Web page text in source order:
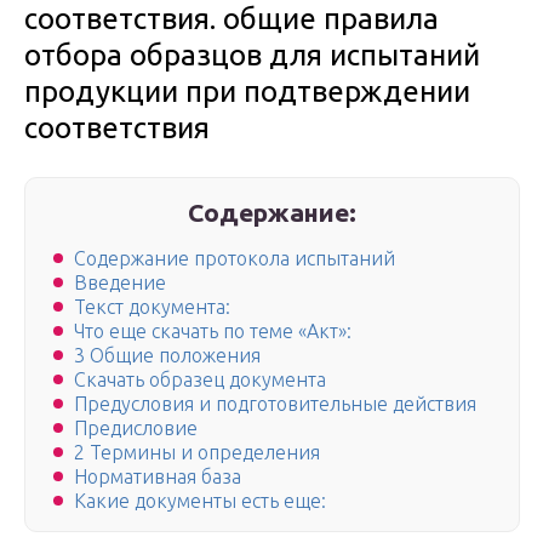
соответствия. общие правила
отбора образцов для испытаний
продукции при подтверждении
соответствия
Содержание:
Содержание протокола испытаний
Введение
Текст документа:
Что еще скачать по теме «Акт»:
3 Общие положения
Скачать образец документа
Предусловия и подготовительные действия
Предисловие
2 Термины и определения
Нормативная база
Какие документы есть еще: